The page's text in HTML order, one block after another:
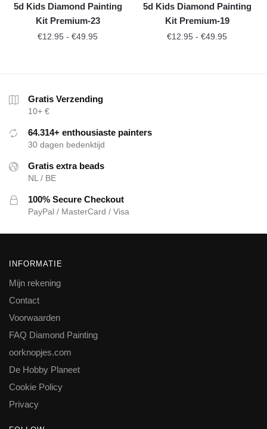
5d Kids Diamond Painting
Kit Premium-23
€12.95 - €49.95
5d Kids Diamond Painting
Kit Premium-19
€12.95 - €49.95
Gratis Verzending
10+ €
64.314+ enthousiaste painters
30 dagen bedenktijd
Gratis extra beads
NL / BE
100% Secure Checkout
PayPal / MasterCard / Visa
INFORMATIE
Mijn rekening
Contact
Voorwaarden
FAQ Diamond Painting
oorknopjes.com
De Hobby Planeet
Cookie Policy
Privacy